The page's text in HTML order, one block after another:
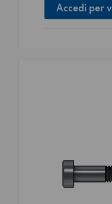
Accedi per